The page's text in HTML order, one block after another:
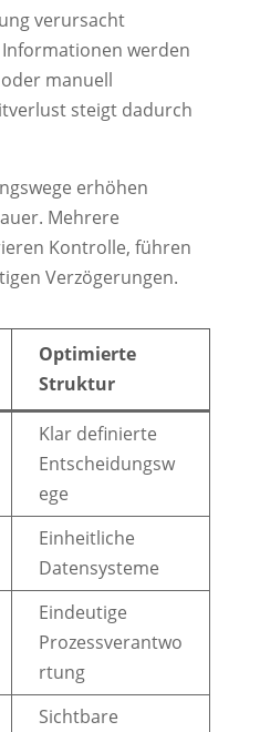
verursacht
werden
manuell
steigt dadurch
erhöhen
Mehrere
Kontrolle, führen
Verzögerungen.
Optimierte
Struktur
Klar definierte
Entscheidungsw
ege
Einheitliche
Datensysteme
Eindeutige
Prozessverantwo
rtung
Sichtbare